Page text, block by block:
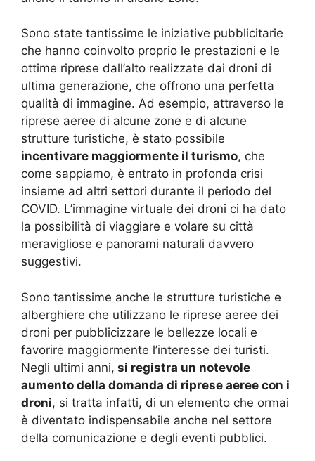
Sono state tantissime le iniziative pubblicitarie
che hanno coinvolto proprio le prestazioni e le
ottime riprese dall’alto realizzate dai droni di
ultima generazione, che offrono una perfetta
qualità di immagine. Ad esempio, attraverso le
riprese aeree di alcune zone e di alcune
strutture turistiche, è stato possibile
incentivare maggiormente il turismo, che
come sappiamo, è entrato in profonda crisi
insieme ad altri settori durante il periodo del
COVID. L’immagine virtuale dei droni ci ha dato
la possibilità di viaggiare e volare su città
meravigliose e panorami naturali davvero
suggestivi.
Sono tantissime anche le strutture turistiche e
alberghiere che utilizzano le riprese aeree dei
droni per pubblicizzare le bellezze locali e
favorire maggiormente l’interesse dei turisti.
Negli ultimi anni, si registra un notevole
aumento della domanda di riprese aeree con i
droni, si tratta infatti, di un elemento che ormai
è diventato indispensabile anche nel settore
della comunicazione e degli eventi pubblici.